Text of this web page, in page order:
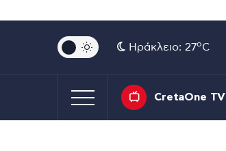
Ηράκλειο: 27oC
CretaOne TV